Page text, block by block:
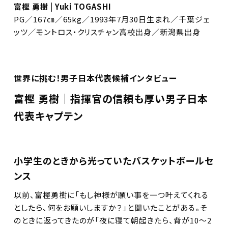
富樫 勇樹 | Yuki TOGASHI
PG／167㎝／65kg／1993年7月30日生まれ／千葉ジェ
ッツ／モントロス・クリスチャン高校出身／新潟県出身
世界に挑む！男子日本代表候補インタビュー
富樫 勇樹｜指揮官の信頼も厚い男子日本
代表キャプテン
小学生のときから光っていたバスケットボールセ
ンス
以前、富樫勇樹に「もし神様が願い事を一つ叶えてくれる
としたら、何をお願いしますか？」と聞いたことがある。そ
のときに返ってきたのが「夜に寝て朝起きたら、背が10～2